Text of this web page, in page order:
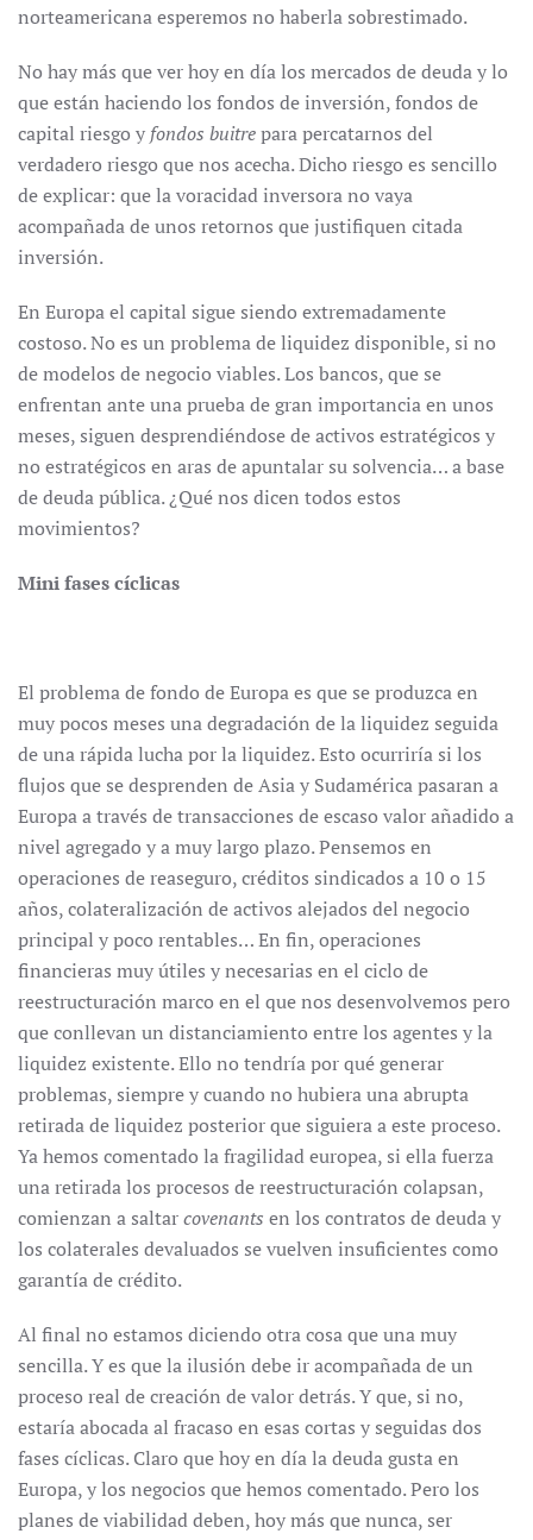
norteamericana esperemos no haberla sobrestimado.
No hay más que ver hoy en día los mercados de deuda y lo
que están haciendo los fondos de inversión, fondos de
capital riesgo y fondos buitrepara percatarnos del
verdadero riesgo que nos acecha. Dicho riesgo es sencillo
de explicar: que la voracidad inversora no vaya
acompañada de unos retornos que justifiquen citada
inversión.
En Europa el capital sigue siendo extremadamente
costoso. No es un problema de liquidez disponible, si no
de modelos de negocio viables. Los bancos, que se
enfrentan ante una prueba de gran importancia en unos
meses, siguen desprendiéndose de activos estratégicos y
no estratégicos en aras de apuntalar su solvencia… a base
de deuda pública. ¿Qué nos dicen todos estos
movimientos?
Mini fases cíclicas
El problema de fondo de Europa es que se produzca en
muy pocos meses una degradación de la liquidez seguida
de una rápida lucha por la liquidez. Esto ocurriría si los
flujos que se desprenden de Asia y Sudamérica pasaran a
Europa a través de transacciones de escaso valor añadido a
nivel agregado y a muy largo plazo. Pensemos en
operaciones de reaseguro, créditos sindicados a 10 o 15
años, colateralización de activos alejados del negocio
principal y poco rentables… En fin, operaciones
financieras muy útiles y necesarias en el ciclo de
reestructuración marco en el que nos desenvolvemos pero
que conllevan un distanciamiento entre los agentes y la
liquidez existente. Ello no tendría por qué generar
problemas, siempre y cuando no hubiera una abrupta
retirada de liquidez posterior que siguiera a este proceso.
Ya hemos comentado la fragilidad europea, si ella fuerza
una retirada los procesos de reestructuración colapsan,
comienzan a saltarcovenants en los contratos de deuda y
los colaterales devaluados se vuelven insuficientes como
garantía de crédito.
Al final no estamos diciendo otra cosa que una muy
sencilla. Y es que la ilusión debe ir acompañada de un
proceso real de creación de valor detrás. Y que, si no,
estaría abocada al fracaso en esas cortas y seguidas dos
fases cíclicas. Claro que hoy en día la deuda gusta en
Europa, y los negocios que hemos comentado. Pero los
planes de viabilidad deben, hoy más que nunca, ser